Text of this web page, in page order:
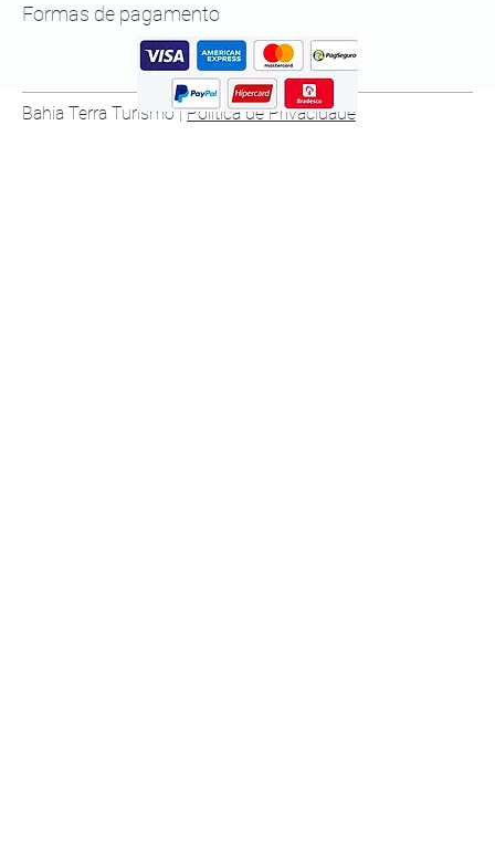
Bahia Terra Turismo |Política de Privacidade
Formas de pagamento